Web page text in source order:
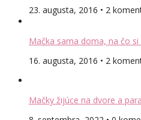
23. augusta, 2016 • 2
Mačka sama doma, na čo
16. augusta, 2016 • 2
Mačky žijúce na dvore a